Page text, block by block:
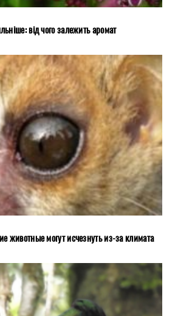
від чого залежить аромат
животные могут исчезнуть из-за климата